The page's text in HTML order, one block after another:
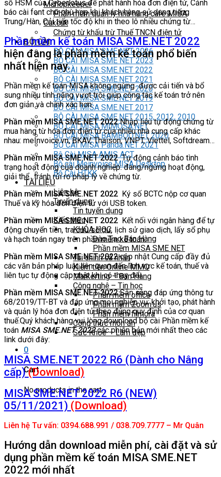
Mshopkeeper
Phần mềm quản lý nhà hàng cafe MISA
Cukcuk
Chứng từ khấu trừ Thuế TNCN điện tử
BỘ CÀI
BỘ CÀI MISA SME NET 2026
BỘ CÀI MISA SME NET 2023
BỘ CÀI MISA SME.NET 2022
BỘ CÀI MISA SME.NET 2021
BỘ CÀI MISA SME.NET 2020
BỘ CÀI MISA SME.NET 2019
BỘ CÀI MISA SME.NET 2017
BỘ CÀI MISA SME.NET 2015, 2012, 2010
BỘ CÀI MISA MIMOSA.NET
BỘ CÀI MISA BAMBOO.NET 2020
BỘ CÀI MISA Panda.NET 2021
Bộ Cài MISA AMIS ACT
Bộ cài Meinvoice MISA Desktop
Bộ Cài HTKK
TÀI LIỆU
Liên hệ
Tuyển dụng
Tin tuyển dụng
Kiến thức
KHÓA HỌC
Đào Tạo Bán Hàng
Phần mềm MISA SME NET
Tài chính cá nhân
Kiếm tiền Online MMO
Markerting – Bán Hàng
Công nghệ – Tin học
Phần mềm office
Phần mềm Zoom.us
Phần mềm filmora
Công thức món ăn
Sức Khỏe – Làm đẹp
0
Cart
No products in the cart.
số HSM của Cyberlotus để phát hành hóa đơn điện tử, Cảnh
báo cài font chữ phù hợp khi khách hàng sử dụng tiếng
Trung/Hàn, Cải tiến tốc độ khi in theo lô nhiều chứng từ…
Phần mềm kế toán MISA SME.NET 2022
hiện đang là phần mềm kế toán phổ biến
nhất hiện nay.
Phần mềm kế toán MISA không ngừng được cải tiến và bổ
sung nhiều tính năng vượt trội giúp công tác kế toán trở nên
đơn giản và chính xác hơn:
Phần mềm MISA SME.NET 2022Nhập liệu tự động chứng từ
mua hàng từ hóa đơn điện tử của nhiều nhà cung cấp khác
nhau: meInvoice.vn, BKAV, Thaison, VNPT, Viettel, Softdream…
Phần mềm MISA SME.NET 2022Tự động cảnh báo tình
trạng hoạt động của doanh nghiệp: đang/ngừng hoạt động,
giải thể…tránh rủi ro pháp lý về chứng từ.
Phần mềm MISA SME.NET 2022 Ký số BCTC nộp cơ quan
Thuế và ký hóa đơn điện tử với USB token.
Phần mềm MISA SME.NET 2022 Kết nối với ngân hàng để tự
động chuyển tiền, tra cứu số dư, lịch sử giao dịch, lấy sổ phụ
và hạch toán ngay trên phần mềm kế toán.
Phần mềm MISA SME.NET 2022cập nhật Cung cấp đầy đủ
các văn bản pháp luật liên quan đến lĩnh vực kế toán, thuế và
liên tục tự động cập nhật khi có thay đổi.
Phần mềm MISA SME.NET 2022Sẵn sàng đáp ứng thông tư
68/2019/TT-BT và đáp ứng mọi nghiệp vụ: khởi tạo, phát hành
và quản lý hóa đơn điện tử theo đúng quy định của cơ quan
thuế.Quý khách hàng vui lòng download bộ cài Phần mềm kế
toán MISA SME.NET 2022 các phiên bản mới nhất theo các
link dưới đây:
MISA SME.NET 2022 R6 (Dành cho Nâng
cấp)(Download)
MISA SME.NET 2022 R6 (NEW)
05/11/2021) (Download)
Liên hệ Tư vấn: 0394.688.991 / 038.709.7777 – Mr Quân
Hướng dẫn download miễn phí, cài đặt và sử
dụng phần mềm kế toán MISA SME.NET
2022 mới nhất